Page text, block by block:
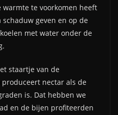
te voorkomen heeft
geven en op de
met water onder de
staartje van de
nectar als de
is. Dat hebben we
en de bijen profiteerden